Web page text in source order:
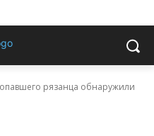
рязанца обнаружили